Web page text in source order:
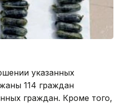
указанных
114 граждан
граждан. Кроме того,